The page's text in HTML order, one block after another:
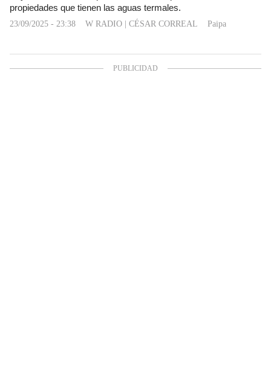
propiedades que tienen las aguas termales.
23/09/2025 - 23:38 W RADIO | CÉSAR CORREAL Paipa